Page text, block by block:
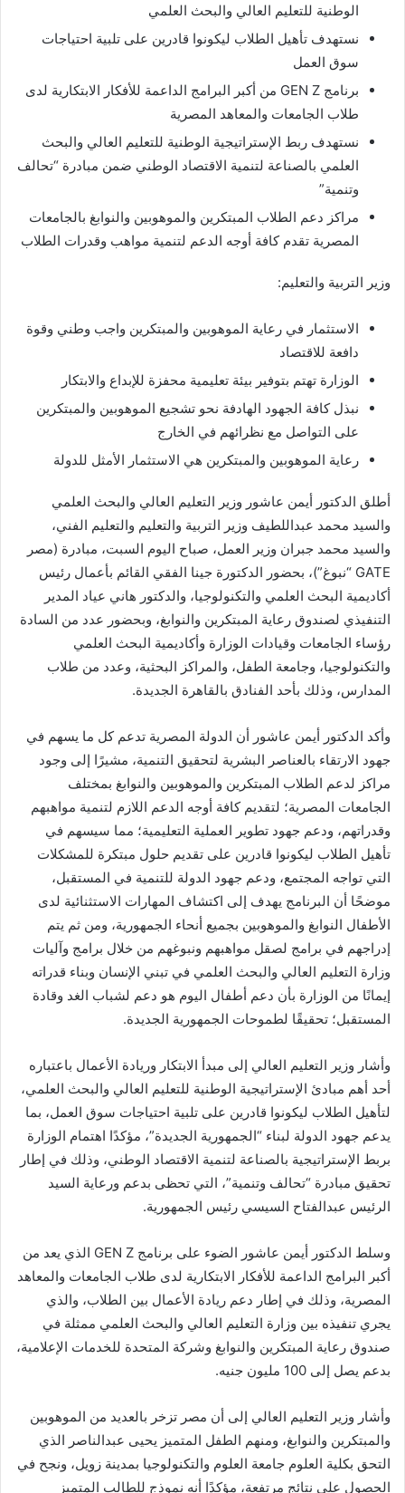
الوطنية للتعليم العالي والبحث العلمي
نستهدف تأهيل الطلاب ليكونوا قادرين على تلبية احتياجات
سوق العمل
برنامج GEN Z من أكبر البرامج الداعمة للأفكار الابتكارية لدى
طلاب الجامعات والمعاهد المصرية
نستهدف ربط الإستراتيجية الوطنية للتعليم العالي والبحث
العلمي بالصناعة لتنمية الاقتصاد الوطني ضمن مبادرة “تحالف
وتنمية”
مراكز دعم الطلاب المبتكرين والموهوبين والنوابغ بالجامعات
المصرية تقدم كافة أوجه الدعم لتنمية مواهب وقدرات الطلاب
وزير التربية والتعليم:
الاستثمار في رعاية الموهوبين والمبتكرين واجب وطني وقوة
دافعة للاقتصاد
الوزارة تهتم بتوفير بيئة تعليمية محفزة للإبداع والابتكار
نبذل كافة الجهود الهادفة نحو تشجيع الموهوبين والمبتكرين
على التواصل مع نظرائهم في الخارج
رعاية الموهوبين والمبتكرين هي الاستثمار الأمثل للدولة
أطلق الدكتور أيمن عاشور وزير التعليم العالي والبحث العلمي
والسيد محمد عبداللطيف وزير التربية والتعليم والتعليم الفني،
والسيد محمد جبران وزير العمل، صباح اليوم السبت، مبادرة (مصر
GATE “نبوغ”)، بحضور الدكتورة جينا الفقي القائم بأعمال رئيس
أكاديمية البحث العلمي والتكنولوجيا، والدكتور هاني عياد المدير
التنفيذي لصندوق رعاية المبتكرين والنوابغ، وبحضور عدد من السادة
رؤساء الجامعات وقيادات الوزارة وأكاديمية البحث العلمي
والتكنولوجيا، وجامعة الطفل، والمراكز البحثية، وعدد من طلاب
المدارس، وذلك بأحد الفنادق بالقاهرة الجديدة.
وأكد الدكتور أيمن عاشور أن الدولة المصرية تدعم كل ما يسهم في
جهود الارتقاء بالعناصر البشرية لتحقيق التنمية، مشيرًا إلى وجود
مراكز لدعم الطلاب المبتكرين والموهوبين والنوابغ بمختلف
الجامعات المصرية؛ لتقديم كافة أوجه الدعم اللازم لتنمية مواهبهم
وقدراتهم، ودعم جهود تطوير العملية التعليمية؛ مما سيسهم في
تأهيل الطلاب ليكونوا قادرين على تقديم حلول مبتكرة للمشكلات
التي تواجه المجتمع، ودعم جهود الدولة للتنمية في المستقبل،
موضحًا أن البرنامج يهدف إلى اكتشاف المهارات الاستثنائية لدى
الأطفال النوابغ والموهوبين بجميع أنحاء الجمهورية، ومن ثم يتم
إدراجهم في برامج لصقل مواهبهم ونبوغهم من خلال برامج وآليات
وزارة التعليم العالي والبحث العلمي في تبني الإنسان وبناء قدراته
إيمانًا من الوزارة بأن دعم أطفال اليوم هو دعم لشباب الغد وقادة
المستقبل؛ تحقيقًا لطموحات الجمهورية الجديدة.
وأشار وزير التعليم العالي إلى مبدأ الابتكار وريادة الأعمال باعتباره
أحد أهم مبادئ الإستراتيجية الوطنية للتعليم العالي والبحث العلمي،
لتأهيل الطلاب ليكونوا قادرين على تلبية احتياجات سوق العمل، بما
يدعم جهود الدولة لبناء “الجمهورية الجديدة”، مؤكدًا اهتمام الوزارة
بربط الإستراتيجية بالصناعة لتنمية الاقتصاد الوطني، وذلك في إطار
تحقيق مبادرة “تحالف وتنمية”، التي تحظى بدعم ورعاية السيد
الرئيس عبدالفتاح السيسي رئيس الجمهورية.
وسلط الدكتور أيمن عاشور الضوء على برنامج GEN Z الذي يعد من
أكبر البرامج الداعمة للأفكار الابتكارية لدى طلاب الجامعات والمعاهد
المصرية، وذلك في إطار دعم ريادة الأعمال بين الطلاب، والذي
يجري تنفيذه بين وزارة التعليم العالي والبحث العلمي ممثلة في
صندوق رعاية المبتكرين والنوابغ وشركة المتحدة للخدمات الإعلامية،
بدعم يصل إلى 100 مليون جنيه.
وأشار وزير التعليم العالي إلى أن مصر تزخر بالعديد من الموهوبين
والمبتكرين والنوابغ، ومنهم الطفل المتميز يحيى عبدالناصر الذي
التحق بكلية العلوم جامعة العلوم والتكنولوجيا بمدينة زويل، ونجح في
الحصول على نتائج مرتفعة، مؤكدًا أنه نموذج للطالب المتميز